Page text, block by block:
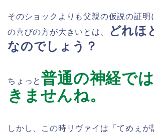
そのショックよりも父親の仮説の証明
の喜びの方が大きいとは、
どれほ
なのでしょう？
ちょっと 普通の神経で
きませんね。
しかし、この時リヴァイは「てめぇが